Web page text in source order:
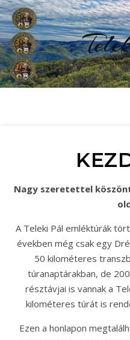
Nagy szeretettel köszöntünk a Teleki Pál emléktúrák
A Teleki Pál emléktúrák
években még csak egy
50 kilométeres
túranaptárakban, de
résztávjai is vannak a
kilométeres túrát is
Ezen a honlapon